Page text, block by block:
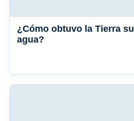
¿Cómo obtuvo la Tierra su
agua?